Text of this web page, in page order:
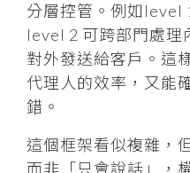
分層控管。例如level
level 2 可跨部門處理
對外發送給客戶。這
代理人的效率，又能
錯。
這個框架看似複雜，
而非「只會說話」，